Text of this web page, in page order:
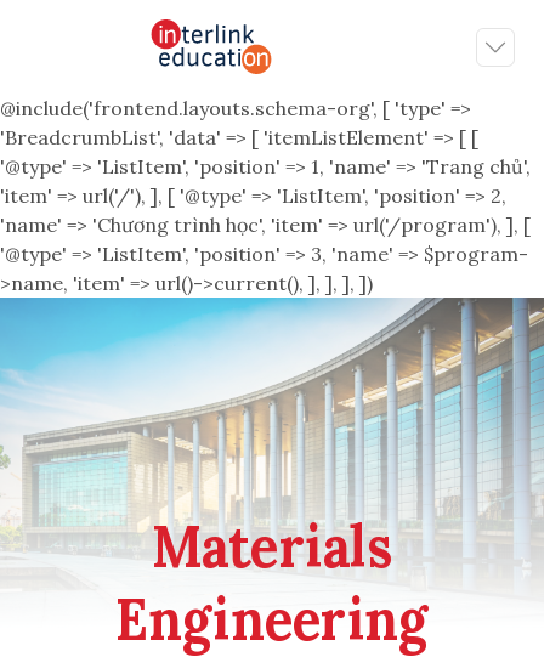
@include('frontend.layouts.schema-org', [ 'type' =>
'BreadcrumbList', 'data' => [ 'itemListElement' => [ [
'@type' => 'ListItem', 'position' => 1, 'name' => 'Trang chủ',
'item' => url('/'), ], [ '@type' => 'ListItem', 'position' => 2,
'name' => 'Chương trình học', 'item' => url('/program'), ], [
'@type' => 'ListItem', 'position' => 3, 'name' => $program-
>name, 'item' => url()->current(), ], ], ], ])
Materials
Engineering